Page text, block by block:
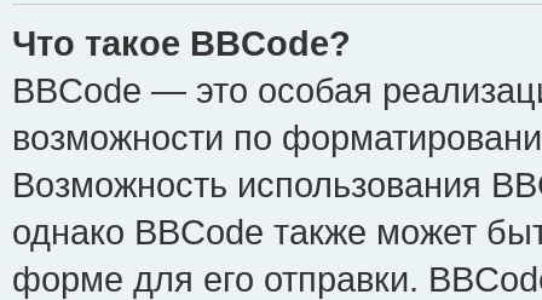
Что такое BBCode?
BBCode — это особая
возможности по
Возможность использования
однако BBCode также может
форме для его отправки.